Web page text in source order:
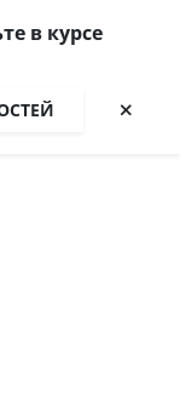
в курсе